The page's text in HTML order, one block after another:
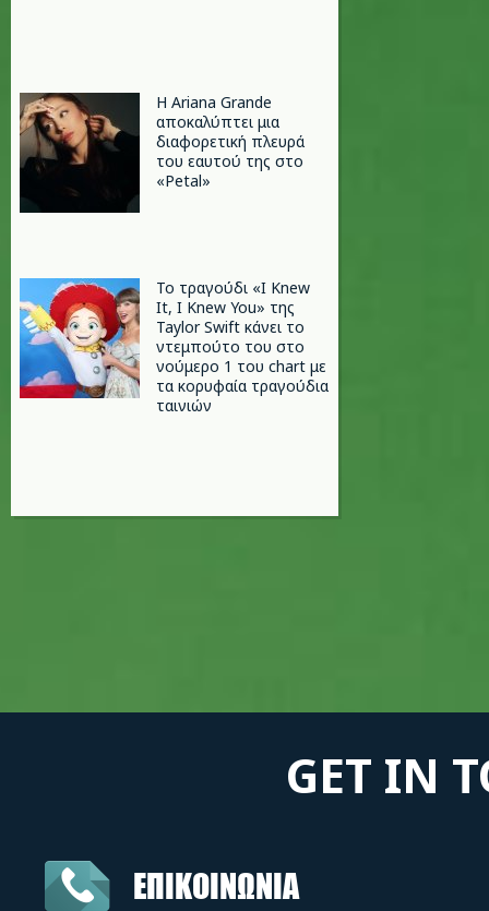
Η Ariana Grande
αποκαλύπτει μια
διαφορετική πλευρά
του εαυτού της στο
«Petal»
Το τραγούδι «I Knew
It, I Knew You» της
Taylor Swift κάνει το
ντεμπούτο του στο
νούμερο 1 του chart με
τα κορυφαία τραγούδια
ταινιών
GET IN
ΕΠΙΚΟΙΝΩΝΙΑ